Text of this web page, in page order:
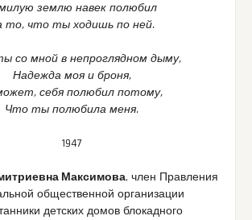
землю навек полюбил
то, что ты ходишь по ней.
со мной в непроглядном дыму,
Надежда моя и броня,
себя полюбил потому,
Что ты полюбила меня.
1947
Максимова, член Правления
общественной организации
детских домов блокадного